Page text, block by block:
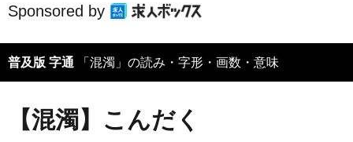
Sponsored by
普及版 字通 「混濁」の読み・字形・画数・意味
【混濁】こんだく